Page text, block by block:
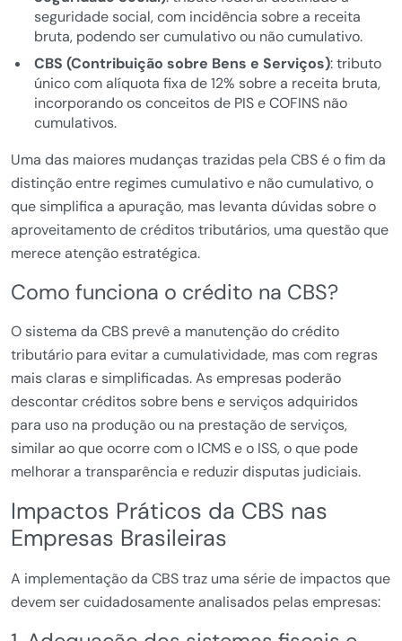
seguridade social, com incidência sobre a receita
bruta, podendo ser cumulativo ou não cumulativo.
CBS (Contribuição sobre Bens e Serviços): tributo
único com alíquota fixa de 12% sobre a receita bruta,
incorporando os conceitos de PIS e COFINS não
cumulativos.
Uma das maiores mudanças trazidas pela CBS é o fim da
distinção entre regimes cumulativo e não cumulativo, o
que simplifica a apuração, mas levanta dúvidas sobre o
aproveitamento de créditos tributários, uma questão que
merece atenção estratégica.
Como funciona o crédito na CBS?
O sistema da CBS prevê a manutenção do crédito
tributário para evitar a cumulatividade, mas com regras
mais claras e simplificadas. As empresas poderão
descontar créditos sobre bens e serviços adquiridos
para uso na produção ou na prestação de serviços,
similar ao que ocorre com o ICMS e o ISS, o que pode
melhorar a transparência e reduzir disputas judiciais.
Impactos Práticos da CBS nas
Empresas Brasileiras
A implementação da CBS traz uma série de impactos que
devem ser cuidadosamente analisados pelas empresas: